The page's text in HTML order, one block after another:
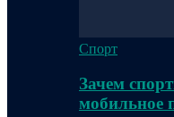
Спорт
Зачем
мобильное